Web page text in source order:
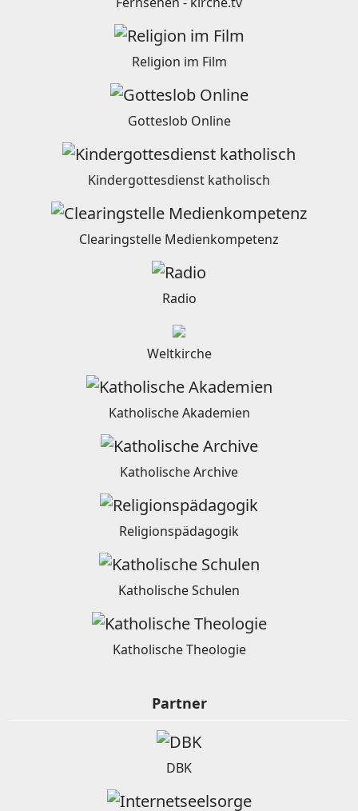
Religion im Film
Gotteslob Online
Kindergottesdienst katholisch
Clearingstelle Medienkompetenz
Radio
Weltkirche
Katholische Akademien
Katholische Archive
Religionspädagogik
Katholische Schulen
Katholische Theologie
Partner
DBK